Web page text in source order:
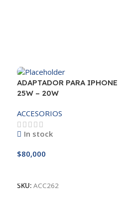
ADAPTADOR PARA IPHONE
25W – 20W
ACCESORIOS
In stock
$80,000
SKU: ACC262